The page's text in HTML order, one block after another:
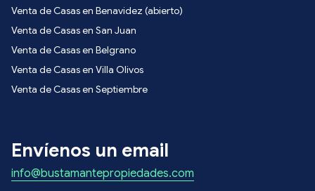
Venta de Casas en Benavidez (abierto)
Venta de Casas en San Juan
Venta de Casas en Belgrano
Venta de Casas en Villa Olivos
Venta de Casas en Septiembre
Envíenos un email
info@bustamantepropiedades.com